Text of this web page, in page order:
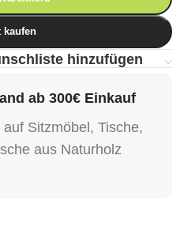
kaufen
hinzufügen
ab 300€ Einkauf
Sitzmöbel, Tische,
aus Naturholz